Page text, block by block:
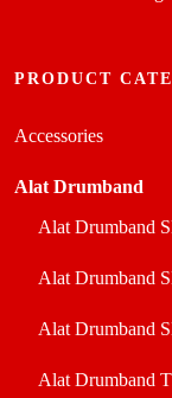
PRODUCT
Accessories
Alat Drumband
Alat Drumband
Alat Drumband
Alat Drumband
Alat Drumband